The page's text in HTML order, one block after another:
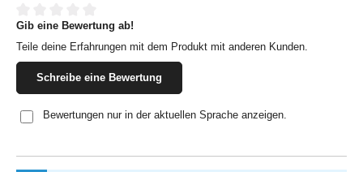
Durchschnittliche Bewertung von 0 von 5 Sternen
Gib eine Bewertung ab!
Teile deine Erfahrungen mit dem Produkt mit anderen Kunden.
Schreibe eine Bewertung
Bewertungen nur in der aktuellen Sprache anzeigen.